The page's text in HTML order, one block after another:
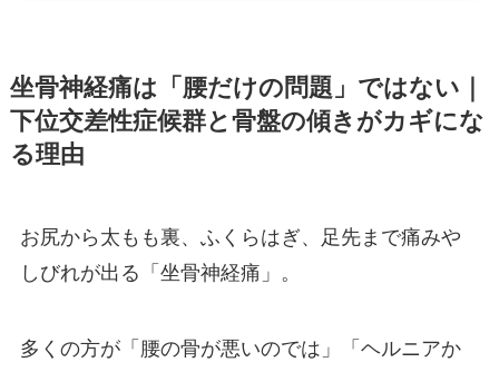
坐骨神経痛は「腰だけの問題」ではない｜
下位交差性症候群と骨盤の傾きがカギにな
る理由
お尻から太もも裏、ふくらはぎ、足先まで痛みや
しびれが出る「坐骨神経痛」。
多くの方が「腰の骨が悪いのでは」「ヘルニアか